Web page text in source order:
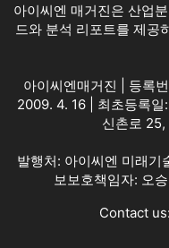
아이씨엔 매거진은 산업
드와 분석 리포트를 제공
아이씨엔매거진 | 등록
2009. 4. 16 | 최초등록
신촌로
발행처: 아이씨엔 미래기
보보호책임자: 오
Contact us: